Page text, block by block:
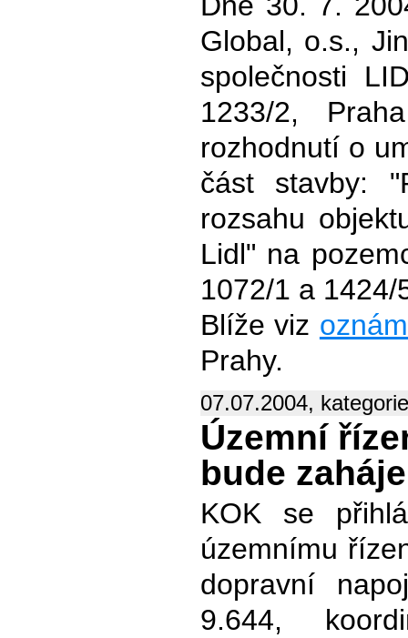
Global, o.s.,
společnosti
1233/2,
rozhodnutí o
část stavby:
rozsahu
Lidl" na
1072/1 a
Blíže viz
Prahy.
07.07.2004,
Územní
bude
KOK se
územnímu
dopravní
9.644,